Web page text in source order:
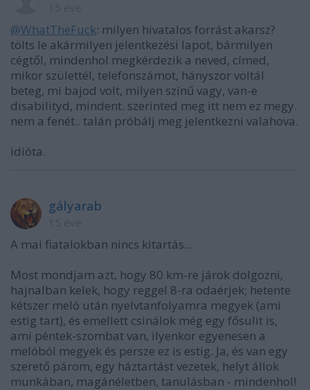
@WhatTheFuck: milyen hivatalos forrást akarsz?
tölts le akármilyen jelentkezési lapot, bármilyen
cégtől, mindenhol megkérdezik a neved, címed,
mikor születtél, telefonszámot, hányszor voltál
beteg, mi bajod volt, milyen színű vagy, van-e
disabilityd, mindent. szerinted meg itt nem ez megy.
nem a fenét.. talán próbálj meg jelentkezni valahova.
idióta.
gályarab
A mai fiatalokban nincs kitartás...
Most mondjam azt, hogy 80 km-re járok dolgozni,
hajnalban kelek, hogy reggel 8-ra odaérjek; hetente
kétszer meló után nyelvtanfolyamra megyek (ami
estig tart), és emellett csinálok még egy fősulit is,
ami péntek-szombat van, ilyenkor egyenesen a
melóból megyek és persze ez is estig. Ja, és van egy
szerető párom, egy háztartást vezetek, helyt állok
munkában, magánéletben, tanulásban - mindenhol!